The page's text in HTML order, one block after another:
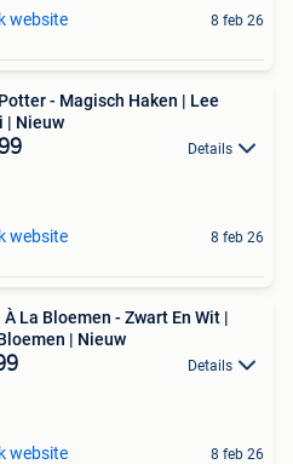
website 8 feb 26
- Magisch Haken | Lee
| Nieuw
Details
website 8 feb 26
À La Bloemen - Zwart En Wit |
| Nieuw
Details
website 8 feb 26